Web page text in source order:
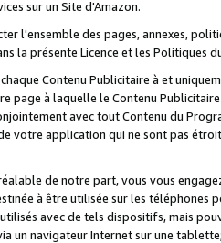
sur un Site d'Amazon.
l'ensemble des pages, annexes,
la présente Licence et les Politiques
Contenu Publicitaire à et
page à laquelle le Contenu
avec tout Contenu du
votre application qui ne sont pas
de notre part, vous vous
à être utilisée sur les téléphones
avec de tels dispositifs, mais
un navigateur Internet sur une